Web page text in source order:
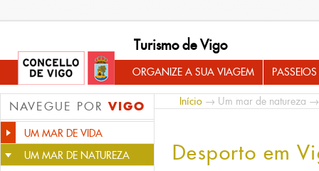
Turismo de Vigo
ORGANIZE A SUA VIAGEM
NAVEGUE POR VIGO
UM MAR DE VIDA
UM MAR DE NATUREZA
Início → Um mar de natureza →
Desporto em